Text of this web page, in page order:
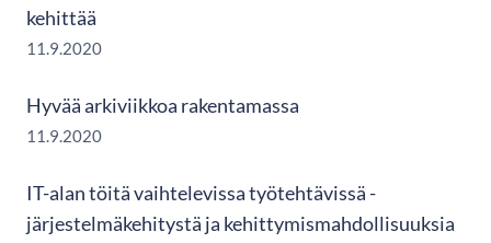
kehittää
11.9.2020
Hyvää arkiviikkoa rakentamassa
11.9.2020
IT-alan töitä vaihtelevissa työtehtävissä -
järjestelmäkehitystä ja kehittymismahdollisuuksia